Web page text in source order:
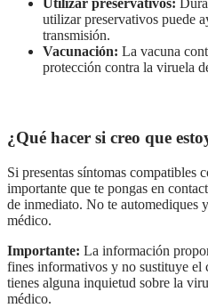
utilizar preservativos puede
transmisión.
Vacunación: La vacuna
protección contra la viruela
¿Qué hacer si creo que
Si presentas síntomas compatibles
importante que te pongas en
de inmediato. No te automediques
médico.
Importante: La información
fines informativos y no sustituye el
tienes alguna inquietud sobre la
médico.